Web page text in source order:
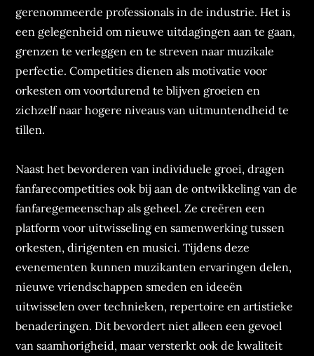
gerenommeerde professionals in de industrie. Het is
een gelegenheid om nieuwe uitdagingen aan te gaan,
grenzen te verleggen en te streven naar muzikale
perfectie. Competities dienen als motivatie voor
orkesten om voortdurend te blijven groeien en
zichzelf naar hogere niveaus van uitmuntendheid te
tillen.
Naast het bevorderen van individuele groei, dragen
fanfarecompetities ook bij aan de ontwikkeling van de
fanfaregemeenschap als geheel. Ze creëren een
platform voor uitwisseling en samenwerking tussen
orkesten, dirigenten en musici. Tijdens deze
evenementen kunnen muzikanten ervaringen delen,
nieuwe vriendschappen smeden en ideeën
uitwisselen over technieken, repertoire en artistieke
benaderingen. Dit bevordert niet alleen een gevoel
van saamhorigheid, maar versterkt ook de kwaliteit